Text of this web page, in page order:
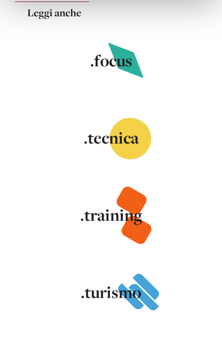
Leggi anche
.focus
.tecnica
.training
.turismo